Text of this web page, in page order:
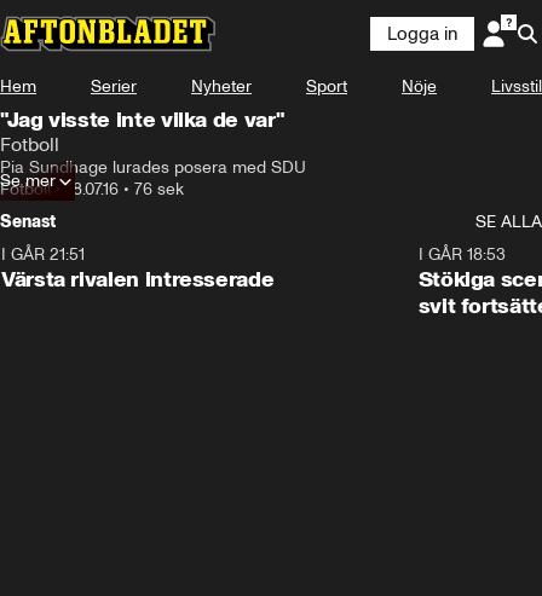
Logga in
Hem Serier Nyheter Sport Nöje Livsstil
"Jag visste inte vilka de var"
Fotboll
Pia Sundhage lurades posera med SDU
Fotboll•18.07.16 • 76 sek
Se mer
Senast
SE ALLA
I GÅR 21:51
Värsta rivalen intresserade
I GÅR 18:53
Stökiga
svit